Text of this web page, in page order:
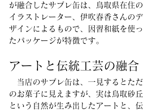
が融合したサブレ缶は、鳥取県在住の
イラストレーター、伊吹春香さんのデ
ザインによるもので、因習和紙を使っ
たパッケージが特徴です。
アートと伝統工芸の融合
当店のサブレ缶は、一見するとただ
のお菓子に見えますが、実は鳥取砂丘
という自然が生み出したアートと、伝